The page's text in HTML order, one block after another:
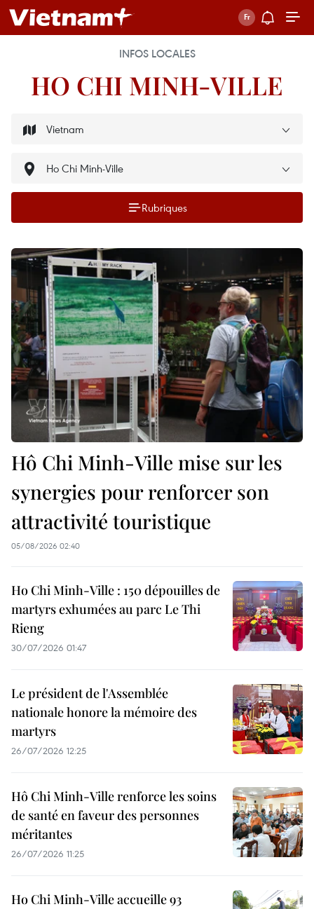
INFOS LOCALES
HO CHI MINH-VILLE
Rubriques
Hô Chi Minh-Ville mise sur les
synergies pour renforcer son
attractivité touristique
05/08/2026 02:40
Ho Chi Minh-Ville : 150 dépouilles de
martyrs exhumées au parc Le Thi
Rieng
30/07/2026 01:47
Le président de l'Assemblée
nationale honore la mémoire des
martyrs
26/07/2026 12:25
Hô Chi Minh-Ville renforce les soins
de santé en faveur des personnes
méritantes
26/07/2026 11:25
Ho Chi Minh-Ville accueille 93